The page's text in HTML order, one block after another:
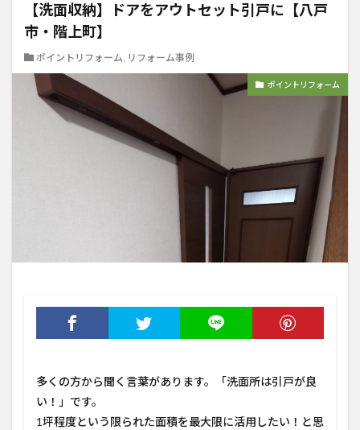
【洗面収納】ドアをアウトセット引戸に【八戸
市・階上町】
ポイントリフォーム, リフォーム事例
ポイントリフォーム
多くの方から聞く言葉があります。「洗面所は引戸が良
い！」です。
1坪程度という限られた面積を最大限に活用したい！と思